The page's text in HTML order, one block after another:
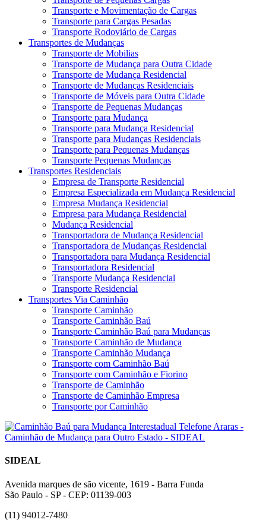
Transporte e Movimentação de Cargas
Transporte para Cargas Pesadas
Transporte Rodoviário de Cargas
Transportes de Mudanças
Transporte de Mobilias
Transporte de Mudança para Outra Cidade
Transporte de Mudança Residencial
Transporte de Mudanças Residenciais
Transporte de Móveis para Outra Cidade
Transporte de Pequenas Mudanças
Transporte para Mudança
Transporte para Mudança Residencial
Transporte para Mudanças Residenciais
Transporte para Pequenas Mudanças
Transporte Pequenas Mudanças
Transportes Residenciais
Empresa de Transporte Residencial
Empresa Especializada em Mudança Residencial
Empresa Mudança Residencial
Empresa para Mudança Residencial
Mudança Residencial
Transportadora de Mudança Residencial
Transportadora de Mudanças Residencial
Transportadora para Mudança Residencial
Transportadora Residencial
Transporte Mudança Residencial
Transporte Residencial
Transportes Via Caminhão
Transporte Caminhão
Transporte Caminhão Baú
Transporte Caminhão Baú para Mudanças
Transporte Caminhão de Mudança
Transporte Caminhão Mudança
Transporte com Caminhão Baú
Transporte com Caminhão e Fiorino
Transporte de Caminhão
Transporte de Caminhão Empresa
Transporte por Caminhão
SIDEAL
Avenida marques de são vicente, 1619 - Barra Funda
São Paulo - SP - CEP: 01139-003
(11) 94012-7480